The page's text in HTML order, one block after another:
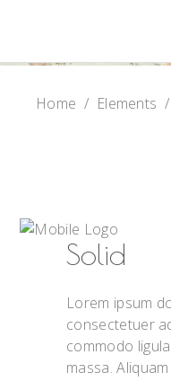
Home / Elements /
Solid
Lorem ipsum
consectetuer
commodo
massa.